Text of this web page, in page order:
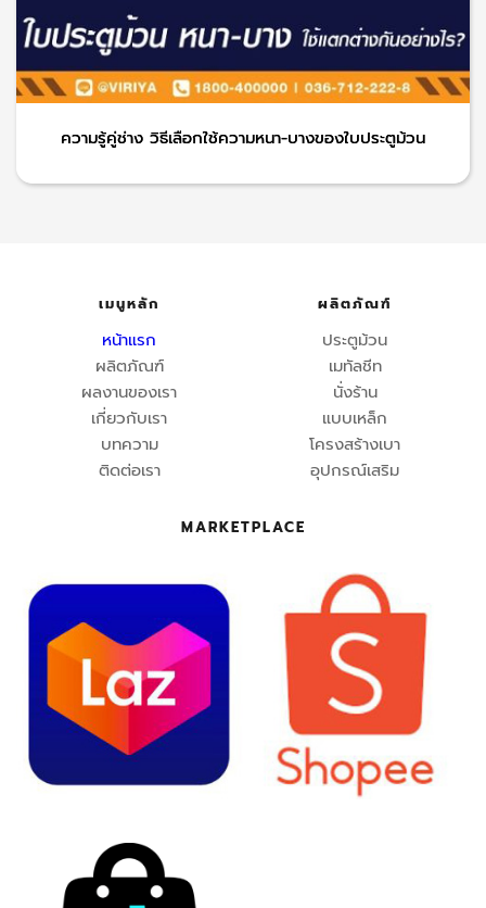
ความรู้คู่ช่าง วิธีเลือกใช้ความหนา-บางของใบประตูม้วน
เมนูหลัก
หน้าแรก
ผลิตภัณฑ์
ผลงานของเรา
เกี่ยวกับเรา
บทความ
ติดต่อเรา
ผลิตภัณฑ์
ประตูม้วน
เมทัลชีท
นั่งร้าน
แบบเหล็ก
โครงสร้างเบา
อุปกรณ์เสริม
MARKETPLACE